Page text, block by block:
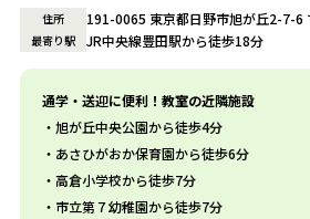
住所 191-0065 東京都日野市旭が丘2-7-6
最寄り駅 JR中央線豊田駅から徒歩18分
通学・送迎に便利！教室の近隣施設
旭が丘中央公園から徒歩4分
あさひがおか保育園から徒歩6分
高倉小学校から徒歩7分
市立第７幼稚園から徒歩7分